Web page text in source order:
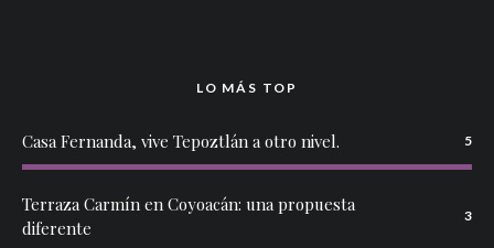
LO MÁS TOP
Casa Fernanda, vive Tepoztlán a otro nivel. 5
Terraza Carmín en Coyoacán: una propuesta
diferente
3